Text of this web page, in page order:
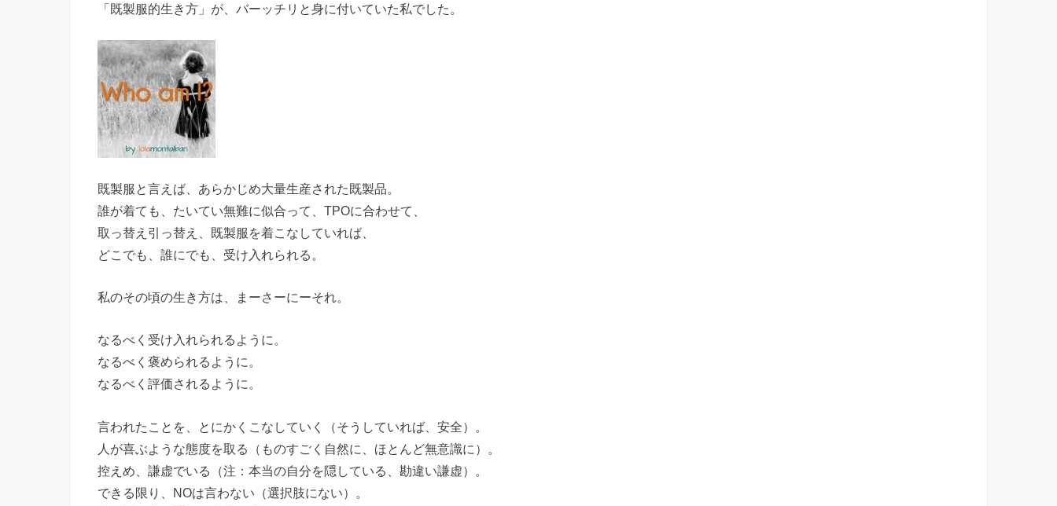
「既製服的生き方」が、バーッチリと身に付いていた私でした。
既製服と言えば、あらかじめ大量生産された既製品。
誰が着ても、たいてい無難に似合って、TPOに合わせて、
取っ替え引っ替え、既製服を着こなしていれば、
どこでも、誰にでも、受け入れられる。
私のその頃の生き方は、まーさーにーそれ。
なるべく受け入れられるように。
なるべく褒められるように。
なるべく評価されるように。
言われたことを、とにかくこなしていく（そうしていれば、安全）。
人が喜ぶような態度を取る（ものすごく自然に、ほとんど無意識に）。
控えめ、謙虚でいる（注：本当の自分を隠している、勘違い謙虚）。
できる限り、NOは言わない（選択肢にない）。